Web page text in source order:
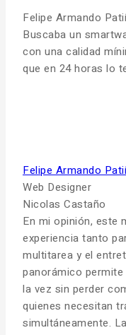
Felipe Armando
Buscaba un
con una calidad
que en 24 horas lo
Felipe Armando
Web Designer
Nicolas Castaño
En mi opinión, este
experiencia tanto
multitarea y el
panorámico
la vez sin perder
quienes necesitan
simultáneamente.